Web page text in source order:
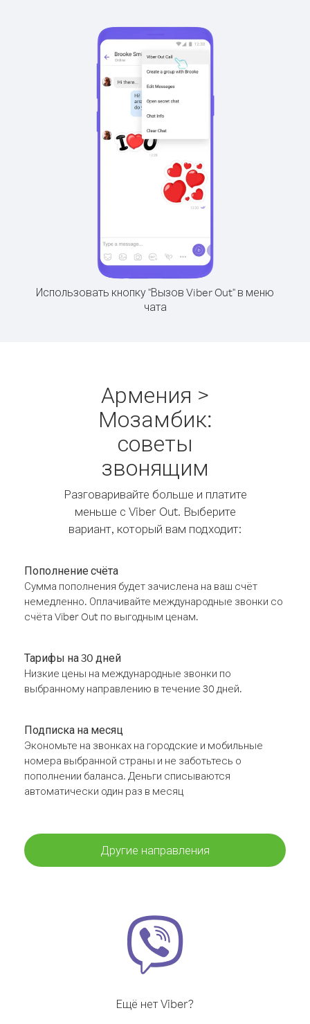
Использовать кнопку "Вызов Viber Out" в меню
чата
Армения >
Мозамбик:
советы
звонящим
Разговаривайте больше и платите
меньше с Viber Out. Выберите
вариант, который вам подходит:
Пополнение счёта
Сумма пополнения будет зачислена на ваш счёт
немедленно. Оплачивайте международные звонки со
счёта Viber Out по выгодным ценам.
Тарифы на 30 дней
Низкие цены на международные звонки по
выбранному направлению в течение 30 дней.
Подписка на месяц
Экономьте на звонках на городские и мобильные
номера выбранной страны и не заботьтесь о
пополнении баланса. Деньги списываются
автоматически один раз в месяц
Другие направления
Ещё нет Viber?